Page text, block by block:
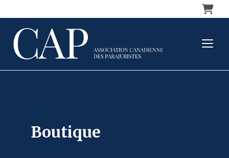
Panier
boutique